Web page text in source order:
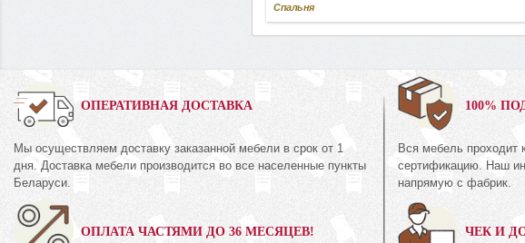
Спальня
ОПЕРАТИВНАЯ ДОСТАВКА
Мы осуществляем доставку заказанной мебели в срок от 1
дня. Доставка мебели производится во все населенные пункты
Беларуси.
ОПЛАТА ЧАСТЯМИ ДО 36 МЕСЯЦЕВ!
100%
Вся мебель проходит
сертификацию. Наш
напрямую с фабрик.
ЧЕК И
01
руб. 672
Шкаф с витриной (левый)
Коллекция «Эстель Белый»
511